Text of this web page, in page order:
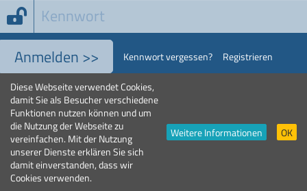
Anmelden >> Kennwort vergessen? Registrieren
SUPPORT
Bei Fragen zur Anmeldung oder zur Anwendung erreichen Sie unseren
Support unter (0800) 8882500. Der Anruf ist gebührenfrei. Gerne
können Sie sich auch kostenfrei per E-Mail an unseren Support wenden:
support@hmmdeutschland.de
Bitte beachten Sie dabei unsere Servicezeiten:
bis 18:00 Uhr.
Diese Webseite verwendet Cookies,
damit Sie als Besucher verschiedene
Funktionen nutzen können und um
die Nutzung der Webseite zu
vereinfachen. Mit der Nutzung
unserer Dienste erklären Sie sich
damit einverstanden, dass wir
Cookies verwenden.
Weitere Informationen OK